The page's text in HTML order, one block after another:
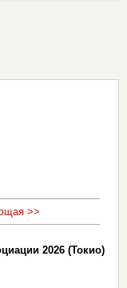
>>
2026 (Токио)